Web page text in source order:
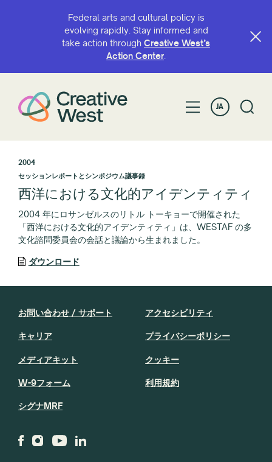
Federal arts and cultural policy is
evolving rapidly. Stay informed and
take action through Creative West’s
Action Center.
JA
2004
セッションレポートとシンポジウム議事録
西洋における文化的アイデンティティ
2004 年にロサンゼルスのリトル トーキョーで開催された
「西洋における文化的アイデンティティ」は、WESTAF の多
文化諮問委員会の会話と議論から生まれました。
ダウンロード
お問い合わせ / サポート
キャリア
メディアキット
W-9フォーム
シグナMRF
アクセシビリティ
プライバシーポリシー
クッキー
利用規約